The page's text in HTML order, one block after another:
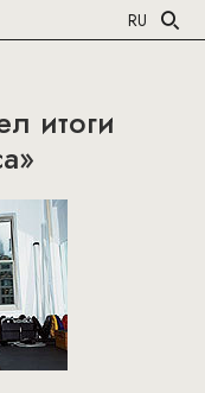
RU
итоги